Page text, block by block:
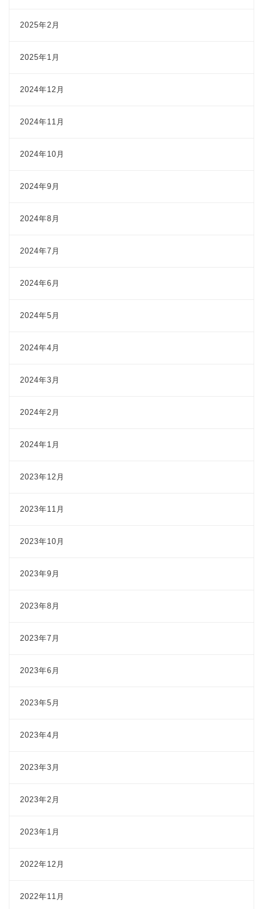
2025年2月
2025年1月
2024年12月
2024年11月
2024年10月
2024年9月
2024年8月
2024年7月
2024年6月
2024年5月
2024年4月
2024年3月
2024年2月
2024年1月
2023年12月
2023年11月
2023年10月
2023年9月
2023年8月
2023年7月
2023年6月
2023年5月
2023年4月
2023年3月
2023年2月
2023年1月
2022年12月
2022年11月